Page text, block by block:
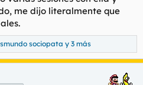
me dijo literalmente que
sociopata y 3 más